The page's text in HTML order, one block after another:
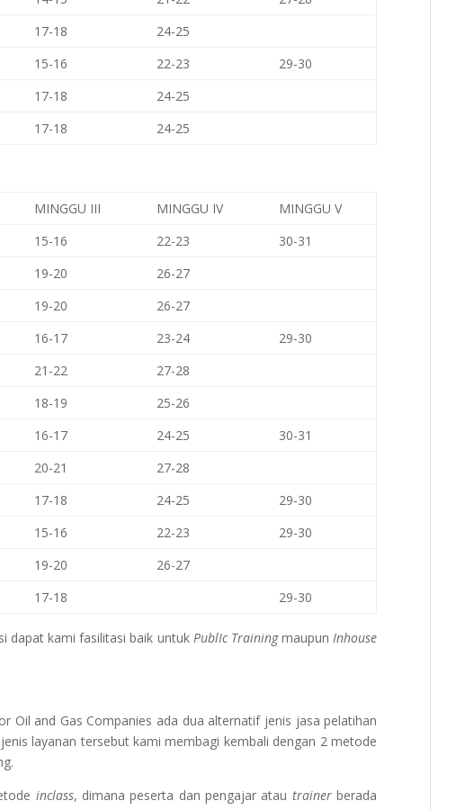
17-18
24-25
15-16 22-23
29-30
17-18
24-25
17-18 24-25
MINGGU III MINGGU IV
MINGGU V
15-16 22-23
30-31
19-20
26-27
19-20
26-27
16-17 23-24
29-30
21-22
27-28
18-19
25-26
16-17 24-25
30-31
20-21
27-28
17-18 24-25
29-30
15-16 22-23
29-30
19-20
26-27
17-18 29-30
dapat kami fasilitasi baik untuk PublIc Trainingmaupun Inhouse
Oil and Gas Companies ada dua alternatif jenis jasa pelatihan
layanan tersebut kami membagi kembali dengan 2 metode
inclass, dimana peserta dan pengajar atau trainerberada